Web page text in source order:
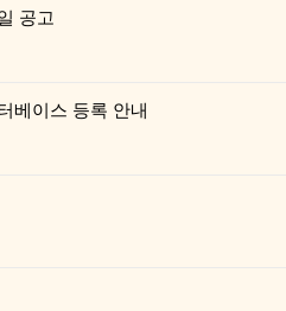
공고
베이스 등록 안내